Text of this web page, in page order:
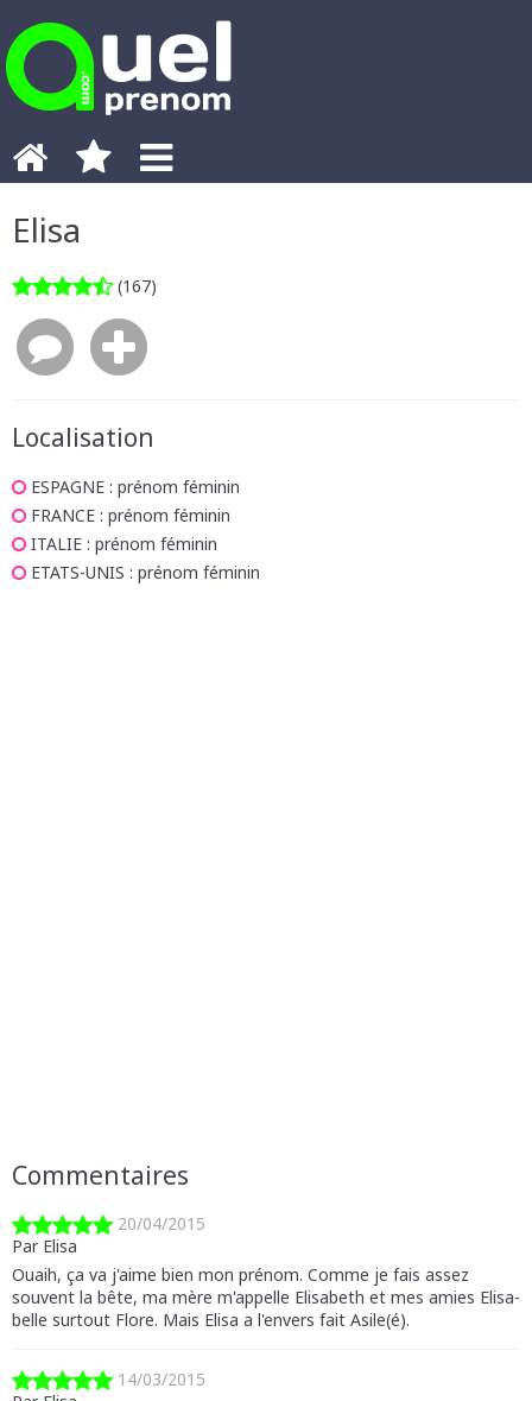
Elisa
(167)
Localisation
ESPAGNE : prénom féminin
FRANCE : prénom féminin
ITALIE : prénom féminin
ETATS-UNIS : prénom féminin
Commentaires
20/04/2015
Par Elisa
Ouaih, ça va j'aime bien mon prénom. Comme je fais assez
souvent la bête, ma mère m'appelle Elisabeth et mes amies Elisa-
belle surtout Flore. Mais Elisa a l'envers fait Asile(é).
14/03/2015